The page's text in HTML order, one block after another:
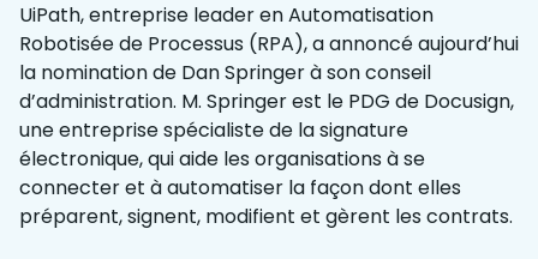
UiPath, entreprise leader en Automatisation
Robotisée de Processus (RPA), a annoncé aujourd’hui
la nomination de Dan Springer à son conseil
d’administration. M. Springer est le PDG de Docusign,
une entreprise spécialiste de la signature
électronique, qui aide les organisations à se
connecter et à automatiser la façon dont elles
préparent, signent, modifient et gèrent les contrats.